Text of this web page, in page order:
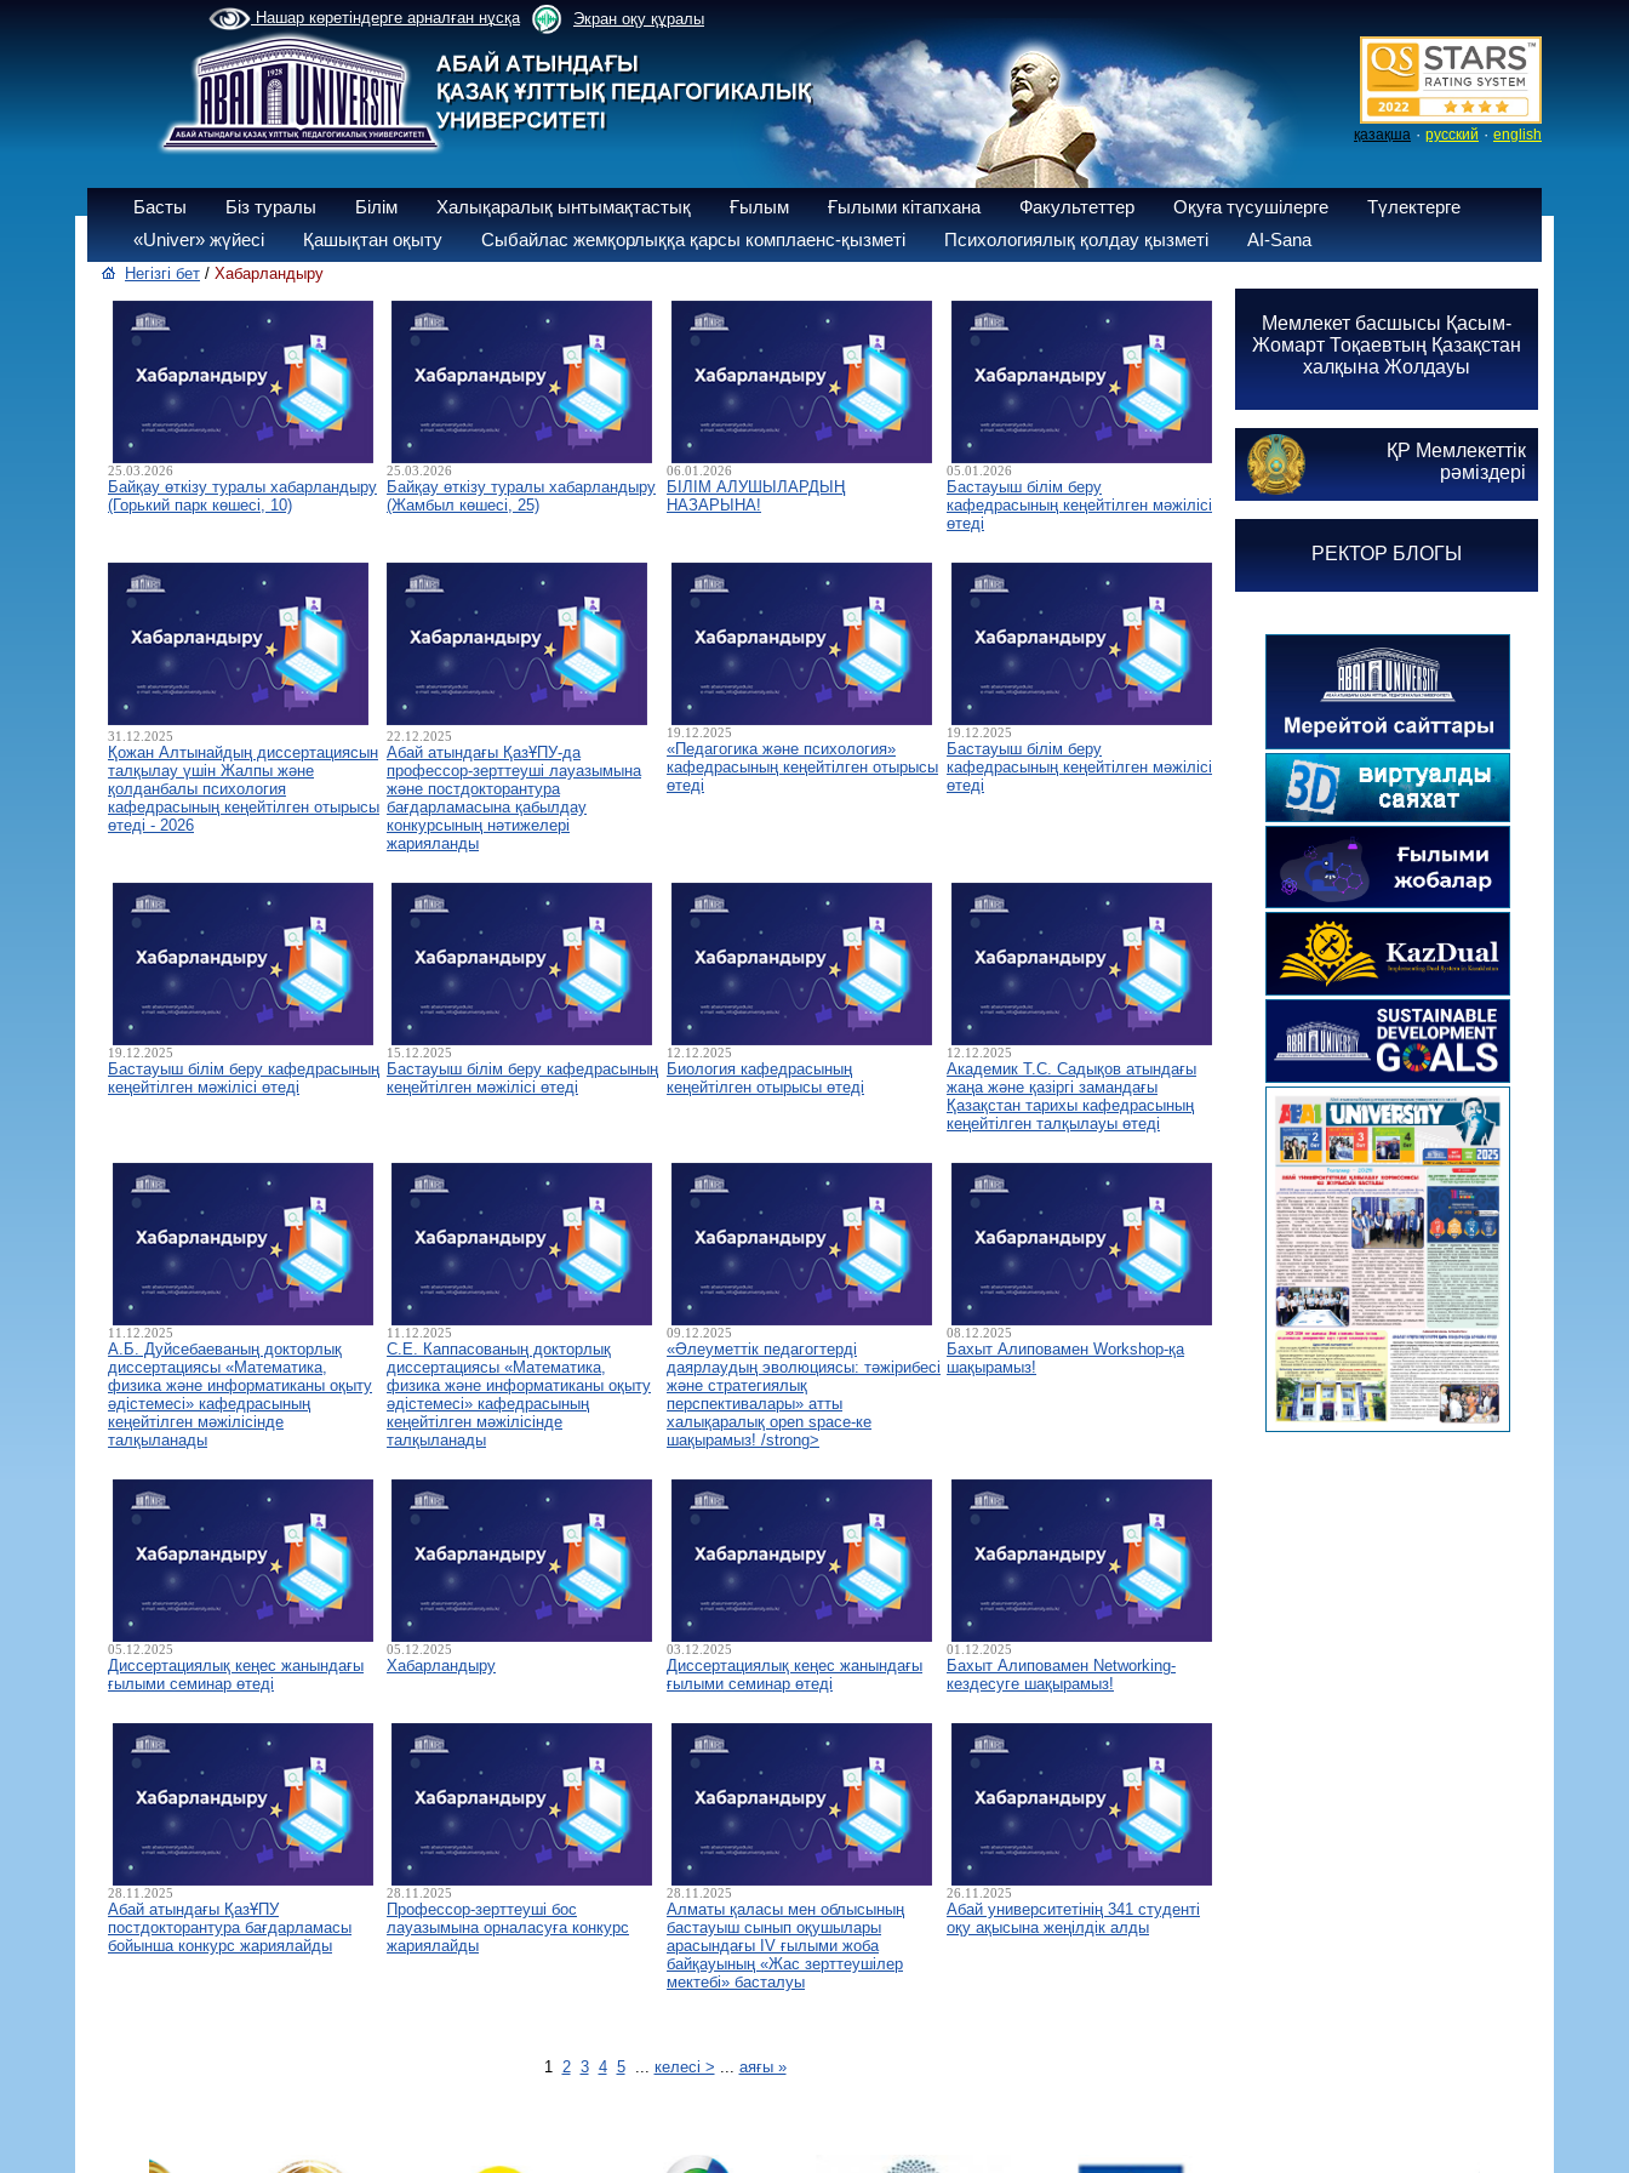
Нашар көретіндерге арналған нұсқа Экран оқу құралы
қазақша · русский · english
Басты Біз туралы Білім Халықаралық ынтымақтастық Ғылым Ғылыми кітапхана Факультеттер Оқуға түсушілерге
Түлектерге
«Univer» жүйесі
Қашықтан оқыту Сыбайлас жемқорлыққа қарсы комплаенс-қызметі Психологиялық қолдау қызметі AI-Sana
Негізгі бет / Хабарландыру
25.03.2026
Байқау өткізу туралы хабарландыру
(Горький парк көшесі, 10)
25.03.2026
Байқау өткізу туралы хабарландыру
(Жамбыл көшесі, 25)
06.01.2026
БІЛІМ АЛУШЫЛАРДЫҢ
НАЗАРЫНА!
05.01.2026
Бастауыш білім беру
кафедрасының кеңейтілген мәжілісі
өтеді
31.12.2025
Қожан Алтынайдың диссертациясын
талқылау үшін Жалпы және
қолданбалы психология
кафедрасының кеңейтілген отырысы
өтеді - 2026
22.12.2025
Абай атындағы ҚазҰПУ-да
профессор-зерттеуші лауазымына
және постдокторантура
бағдарламасына қабылдау
конкурсының нәтижелері
жарияланды
19.12.2025
«Педагогика және психология»
кафедрасының кеңейтілген отырысы
өтеді
19.12.2025
Бастауыш білім беру
кафедрасының кеңейтілген мәжілісі
өтеді
19.12.2025
Бастауыш білім беру кафедрасының
кеңейтілген мәжілісі өтеді
15.12.2025
Бастауыш білім беру кафедрасының
кеңейтілген мәжілісі өтеді
12.12.2025
Биология кафедрасының
кеңейтілген отырысы өтеді
12.12.2025
Академик Т.С. Садықов атындағы
жаңа және қазіргі замандағы
Қазақстан тарихы кафедрасының
кеңейтілген талқылауы өтеді
11.12.2025
А.Б. Дуйсебаеваның докторлық
диссертациясы «Математика,
физика және информатиканы оқыту
әдістемесі» кафедрасының
кеңейтілген мәжілісінде
талқыланады
11.12.2025
С.Е. Каппасованың докторлық
диссертациясы «Математика,
физика және информатиканы оқыту
әдістемесі» кафедрасының
кеңейтілген мәжілісінде
талқыланады
09.12.2025
«Әлеуметтік педагогтерді
даярлаудың эволюциясы: тәжірибесі
және стратегиялық
перспективалары» атты
халықаралық open space-ке
шақырамыз! /strong>
08.12.2025
Бахыт Алиповамен Workshop-қа
шақырамыз!
05.12.2025
Диссертациялық кеңес жанындағы
ғылыми семинар өтеді
05.12.2025
Хабарландыру
03.12.2025
Диссертациялық кеңес жанындағы
ғылыми семинар өтеді
01.12.2025
Бахыт Алиповамен Networking-
кездесуге шақырамыз!
28.11.2025
Абай атындағы ҚазҰПУ
постдокторантура бағдарламасы
бойынша конкурс жариялайды
28.11.2025
Профессор-зерттеуші бос
лауазымына орналасуға конкурс
жариялайды
28.11.2025
Алматы қаласы мен облысының
бастауыш сынып оқушылары
арасындағы IV ғылыми жоба
байқауының «Жас зерттеушілер
мектебі» басталуы
26.11.2025
Абай университетінің 341 студенті
оқу ақысына жеңілдік алды
1 2 3 4 5... келесі > ... аяғы »
Мемлекет басшысы Қасым-
Жомарт Тоқаевтың Қазақстан
халқына Жолдауы
ҚР Мемлекеттік
рәміздері
РЕКТОР БЛОГЫ